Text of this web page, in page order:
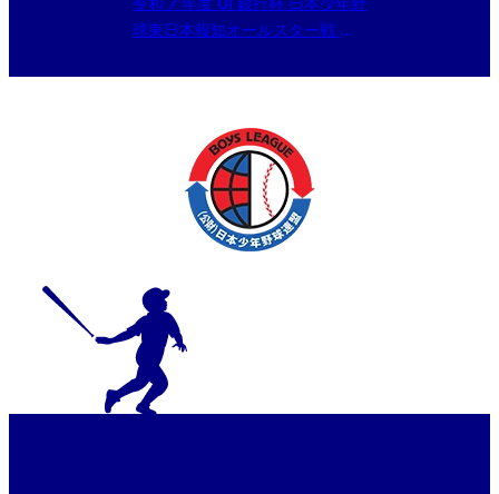
球東日本報知オールスター戦 小